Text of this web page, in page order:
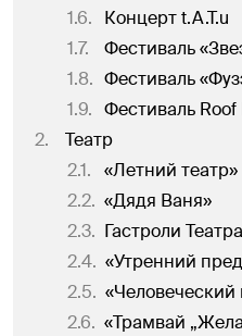
1.6.
Концерт t.A.T.u
1.7.
Фестиваль
1.8. Фестиваль
1.9. Фестиваль Roof
2.
Театр
2.1.
«Летний театр»
2.2. «Дядя Ваня»
2.3. Гастроли
2.4. «Утренний
2.5. «Человеческий
2.6. «Трамвай